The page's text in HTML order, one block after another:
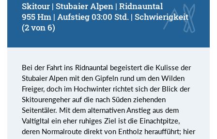
Skitour | Stubaier Alpen | Ridnauntal
955 Hm | Aufstieg 03:00 Std. | Schwierigkeit
(2 von 6)
Bei der Fahrt ins Ridnauntal begeistert die Kulisse der
Stubaier Alpen mit den Gipfeln rund um den Wilden
Freiger, doch im Hochwinter richtet sich der Blick der
Skitourengeher auf die nach Süden ziehenden
Seitentäler. Mit dem alternativen Anstieg aus dem
Valtigltal ein eher ruhiges Ziel ist die Einachtpitze,
deren Normalroute direkt von Entholz heraufführt; hier